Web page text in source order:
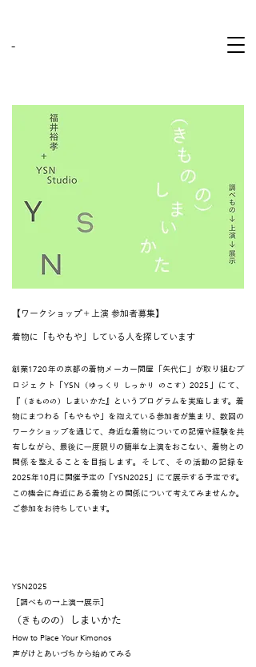
-
【ワークショップ＋上演 参加者募集】
着物に「もやもや」している人を探しています
創業1720年の京都の着物メーカー問屋「矢代仁」が取り組むプ
ロジェクト「YSN （ゆっくり しっかり のこす）2025
」にて、
『 （きものの）
しまいかた』というプログラムを実施します。着
物にまつわる「もやもや」を抱えている参加者が集まり、数回の
ワークショップを通じて、身近な着物についての記憶や経験を共
有しながら、最後に一度限りの簡単な上演をおこない、着物との
関係を整えることを目指します。そして、その活動の記録を
2025年 10月に開催予定の「 YSN2025 」にて展示する予定です。
この機会に身近にある着物との関係について考えてみませんか。
ご参加をお待ちしています。
​​​YSN2025
［調べもの→上演→展示］
（きものの） しまいかた
How to Place Your Kimonos
声がけとあいづちから始めてみる